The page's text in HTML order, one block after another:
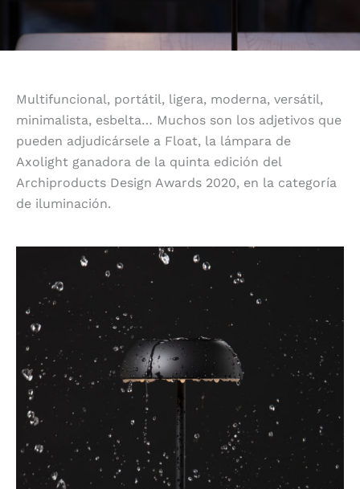
Multifuncional, portátil, ligera, moderna, versátil,
minimalista, esbelta… Muchos son los adjetivos que
pueden adjudicársele a Float, la lámpara de
Axolight ganadora de la quinta edición del
Archiproducts Design Awards 2020, en la categoría
de iluminación.